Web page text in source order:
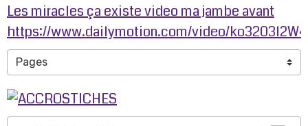
Les miracles ça existe video ma jambe avant
https://www.dailymotion.com/video/